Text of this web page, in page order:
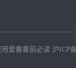
用爱番番前必读 沪ICP